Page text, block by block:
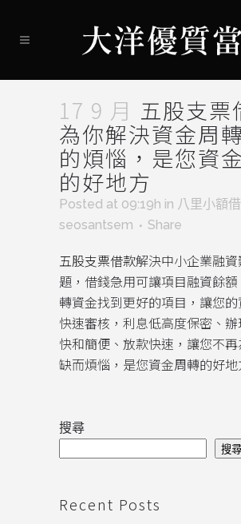
17 9 月 五股支票
為你解決資金周
的煩惱，是您資
的好地方
Posted at 09:19h in 八里小額
seosantsem
Share
五股支票借款解決中小企業融
題，借錢急用可讓項目融資餘
轉資金找到更好的項目，讓您
快速審核，利息低高度保密、
快和簡便、放款快速，讓您不
缺而煩惱，是您資金周轉的好地
搜尋
搜尋
Recent Posts